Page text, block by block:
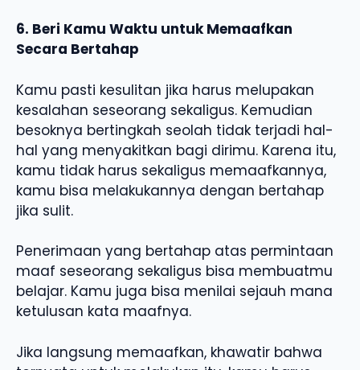
6. Beri Kamu Waktu untuk Memaafkan
Secara Bertahap
Kamu pasti kesulitan jika harus melupakan
kesalahan seseorang sekaligus. Kemudian
besoknya bertingkah seolah tidak terjadi hal-
hal yang menyakitkan bagi dirimu. Karena itu,
kamu tidak harus sekaligus memaafkannya,
kamu bisa melakukannya dengan bertahap
jika sulit.
Penerimaan yang bertahap atas permintaan
maaf seseorang sekaligus bisa membuatmu
belajar. Kamu juga bisa menilai sejauh mana
ketulusan kata maafnya.
Jika langsung memaafkan, khawatir bahwa